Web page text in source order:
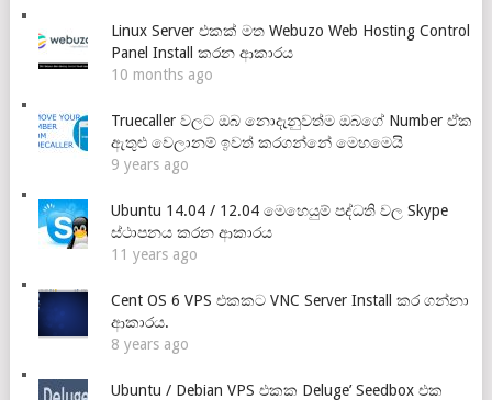
Linux Server එකක් මත Webuzo Web Hosting Control
Panel Install කරන ආකාරය
10 months ago
Truecaller වලට ඔබ නොදැනුවත්ම ඔබගේ Number ඒක
ඇතුළු වෙලානම් ඉවත් කරගන්නේ මෙහමෙයි
9 years ago
Ubuntu 14.04 / 12.04 මෙහෙයුම් පද්ධති වල Skype
ස්ථාපනය කරන ආකාරය
11 years ago
Cent OS 6 VPS එකකට VNC Server Install කර ගන්නා
ආකාරය.
8 years ago
Ubuntu / Debian VPS එකක Deluge’ Seedbox එක